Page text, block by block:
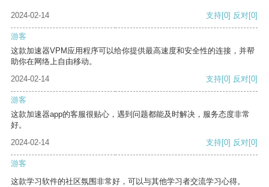
2024-02-14 支持[0] 反对[0]
游客
这款加速器VPM应用程序可以给你提供最高速度和安全性的连接，并帮
助你在网络上自由移动。
2024-02-14
支持[0] 反对[0]
游客
这款加速器app的客服很贴心，遇到问题都能及时解决，服务态度非常
好。
2024-02-14
支持[0] 反对[0]
游客
这款学习软件的社区氛围非常好，可以与其他学习者交流学习心得。